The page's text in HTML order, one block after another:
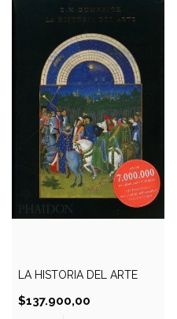
LA HISTORIA DEL ARTE
$137.900,00